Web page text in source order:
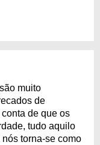
muito
de
de que os
tudo aquilo
torna-se como